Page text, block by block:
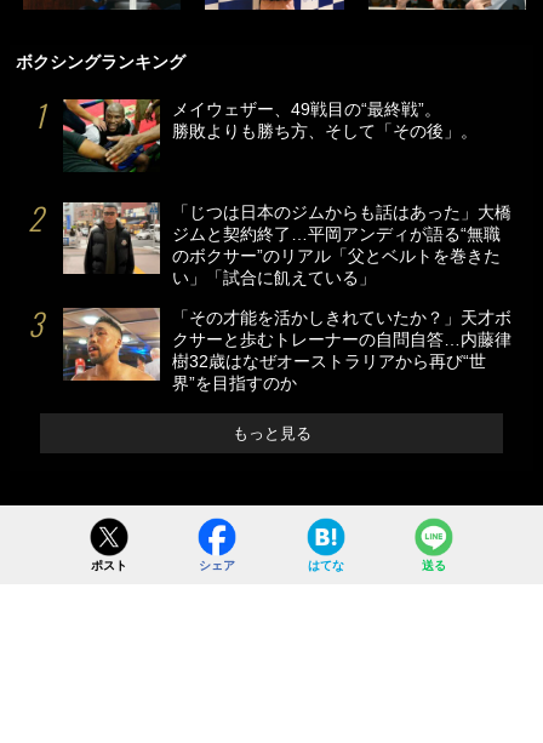
ボクシングランキング
メイウェザー、49戦目の“最終戦”。
勝敗よりも勝ち方、そして「その後」。
「じつは日本のジムからも話はあった」大橋
ジムと契約終了…平岡アンディが語る“無職
のボクサー”のリアル「父とベルトを巻きた
い」「試合に飢えている」
「その才能を活かしきれていたか？」天才ボ
クサーと歩むトレーナーの自問自答…内藤律
樹32歳はなぜオーストラリアから再び“世
界”を目指すのか
もっと見る
ポスト シェア はてな 送る